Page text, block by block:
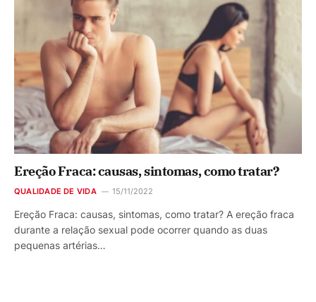
Ereção Fraca: causas, sintomas, como tratar?
QUALIDADE DE VIDA 15/11/2022
Ereção Fraca: causas, sintomas, como tratar? A ereção fraca
durante a relação sexual pode ocorrer quando as duas
pequenas artérias…